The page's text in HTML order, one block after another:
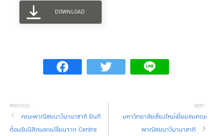
DOWNLOAD
คณะพาณิชยนาวีนานาชาติ ยินดี
ต้อนรับนิสิตแลกเปลี่ยนจาก Centre
มหาวิทยาลัยเชียงใหม่เยี่ยมชมคณะ
พาณิชยนาวีนานาชาติ